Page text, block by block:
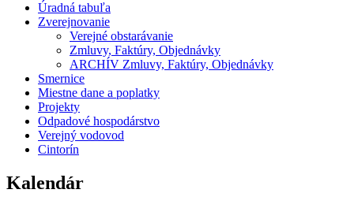
Úradná tabuľa
Zverejnovanie
Verejné obstarávanie
Zmluvy, Faktúry, Objednávky
ARCHÍV Zmluvy, Faktúry, Objednávky
Smernice
Miestne dane a poplatky
Projekty
Odpadové hospodárstvo
Verejný vodovod
Cintorín
Kalendár